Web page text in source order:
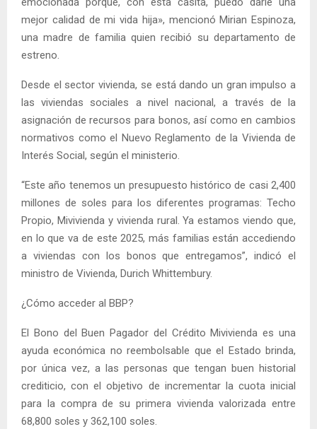
mejor calidad de mi vida hija», mencionó Mirian Espinoza,
una madre de familia quien recibió su departamento de
estreno.
Desde el sector vivienda, se está dando un gran impulso a
las viviendas sociales a nivel nacional, a través de la
asignación de recursos para bonos, así como en cambios
normativos como el Nuevo Reglamento de la Vivienda de
Interés Social, según el ministerio.
“Este año tenemos un presupuesto histórico de casi 2,400
millones de soles para los diferentes programas: Techo
Propio, Mivivienda y vivienda rural. Ya estamos viendo que,
en lo que va de este 2025, más familias están accediendo
a viviendas con los bonos que entregamos”, indicó el
ministro de Vivienda, Durich Whittembury.
¿Cómo acceder al BBP?
El Bono del Buen Pagador del Crédito Mivivienda es una
ayuda económica no reembolsable que el Estado brinda,
por única vez, a las personas que tengan buen historial
crediticio, con el objetivo de incrementar la cuota inicial
para la compra de su primera vivienda valorizada entre
68,800 soles y 362,100 soles.